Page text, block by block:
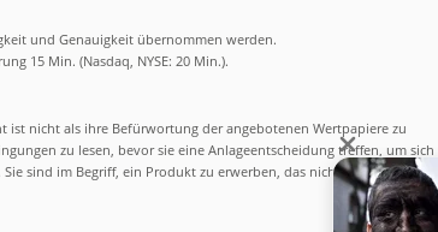
und Genauigkeit übernommen werden.
15 Min. (Nasdaq, NYSE: 20 Min.).
nicht als ihre Befürwortung der angebotenen Wertpapiere zu
zu lesen, bevor sie eine Anlageentscheidung treffen, um sich
sind im Begriff, ein Produkt zu erwerben, das nicht einfach ist und